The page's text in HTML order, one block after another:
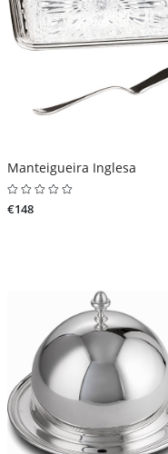
Manteigueira Inglesa
€148